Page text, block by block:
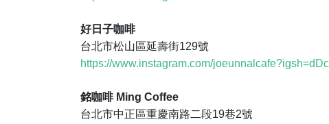
好日子咖啡
台北市松山區延壽街129號
https://www.instagram.com/
銘咖啡 Ming Coffee
台北市中正區重慶南路二段19巷2號